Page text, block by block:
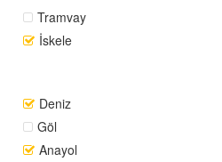
Tramvay
İskele
Deniz
Göl
Anayol